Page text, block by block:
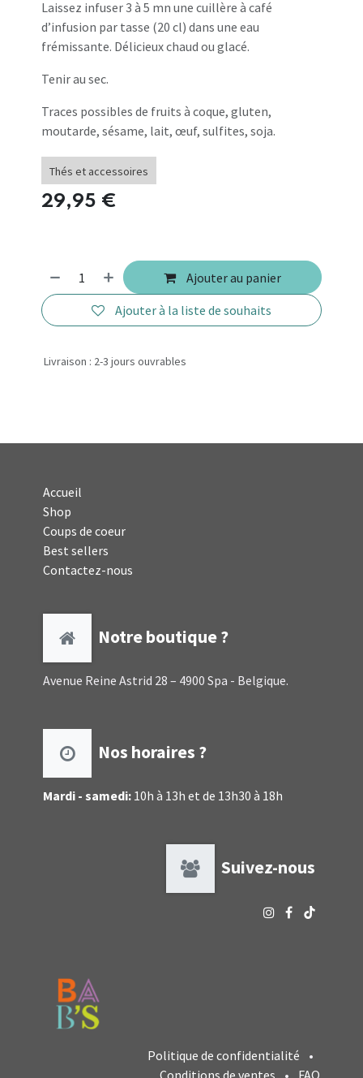
Laissez infuser 3 à 5 mn une cuillère à café
d’infusion par tasse (20 cl) dans une eau
frémissante. Délicieux chaud ou glacé.
Tenir au sec.
Traces possibles de fruits à coque, gluten,
moutarde, sésame, lait, œuf, sulfites, soja.
Thés et accessoires
29,95€
Ajouter au panier
Ajouter à la liste de souhaits
Livraison : 2-3 jours ouvrables
Accueil
Shop
Coups de coeur
Best sellers
Contactez-nous
Notre boutique ?
Avenue Reine Astrid 28 – 4900 Spa - Belgique.
Nos horaires ?
Mardi - samedi: 10h à 13h et de 13h30 à 18h
Suivez-nous
Politique de confidentialité
•